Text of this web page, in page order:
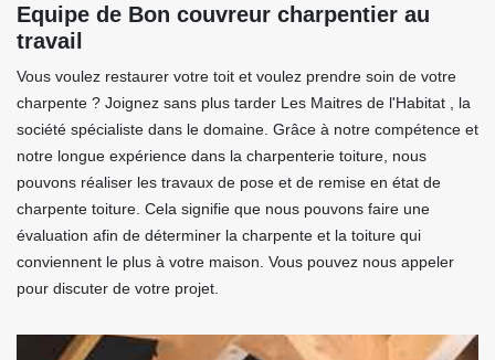
Equipe de Bon couvreur charpentier au
travail
Vous voulez restaurer votre toit et voulez prendre soin de votre
charpente ? Joignez sans plus tarder Les Maitres de l'Habitat , la
société spécialiste dans le domaine. Grâce à notre compétence et
notre longue expérience dans la charpenterie toiture, nous
pouvons réaliser les travaux de pose et de remise en état de
charpente toiture. Cela signifie que nous pouvons faire une
évaluation afin de déterminer la charpente et la toiture qui
conviennent le plus à votre maison. Vous pouvez nous appeler
pour discuter de votre projet.